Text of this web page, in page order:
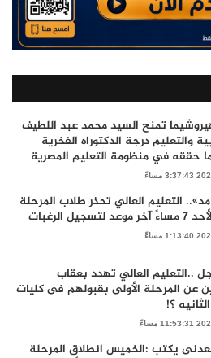
تمنح السيد محمد عبد اللطيف
والتعليم درجة الدكتوراه الفخرية
حققه في منظومة التعليم المصرية
مساءً
التعليم العالي تحذر طلاب المرحلة
الرغبات
مساءً
..التعليم العالي تهدد بعقاب
عن المرحلة الأولى بقبولهم فى كليات
؟!
مساءً
يكتب :الخميس انطلاق المرحلة